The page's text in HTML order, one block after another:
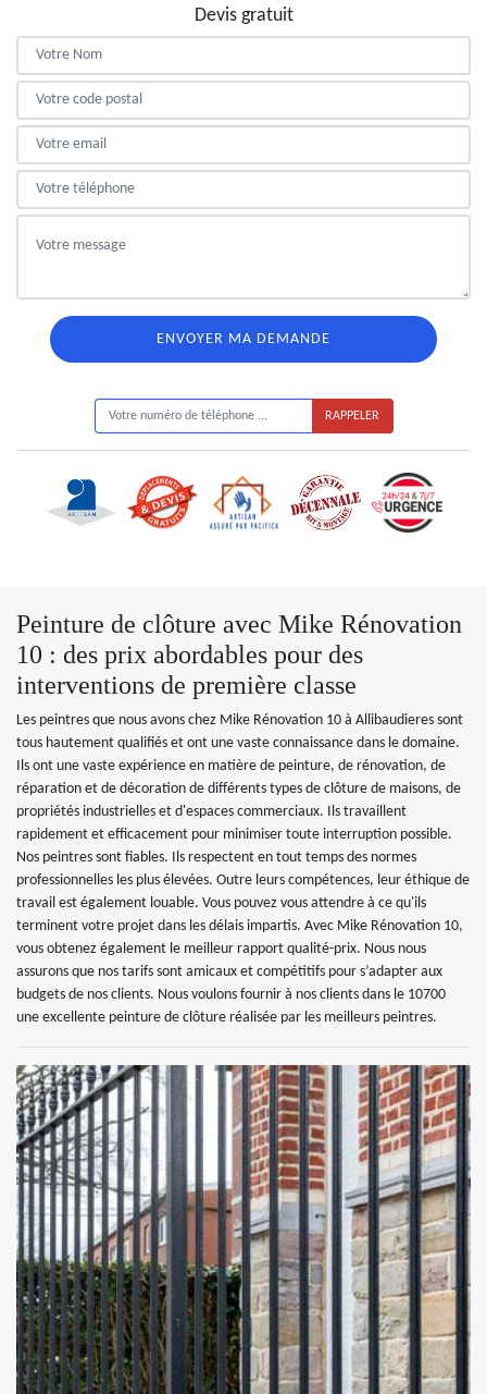
Devis gratuit
Peinture de clôture avec Mike Rénovation
10 : des prix abordables pour des
interventions de première classe
Les peintres que nous avons chez Mike Rénovation 10 à Allibaudieres sont
tous hautement qualifiés et ont une vaste connaissance dans le domaine.
Ils ont une vaste expérience en matière de peinture, de rénovation, de
réparation et de décoration de différents types de clôture de maisons, de
propriétés industrielles et d'espaces commerciaux. Ils travaillent
rapidement et efficacement pour minimiser toute interruption possible.
Nos peintres sont fiables. Ils respectent en tout temps des normes
professionnelles les plus élevées. Outre leurs compétences, leur éthique de
travail est également louable. Vous pouvez vous attendre à ce qu'ils
terminent votre projet dans les délais impartis. Avec Mike Rénovation 10,
vous obtenez également le meilleur rapport qualité-prix. Nous nous
assurons que nos tarifs sont amicaux et compétitifs pour s’adapter aux
budgets de nos clients. Nous voulons fournir à nos clients dans le 10700
une excellente peinture de clôture réalisée par les meilleurs peintres.